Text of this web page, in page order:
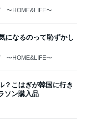
〜HOME&LIFE〜
になるのって恥ずかし
〜HOME&LIFE〜
？こはぎが韓国に行き
ソン購入品